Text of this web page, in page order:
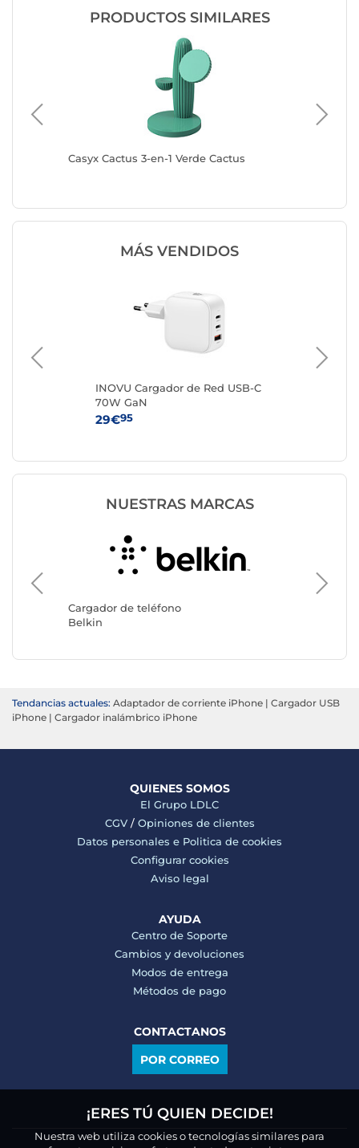
PRODUCTOS SIMILARES
Casyx Cactus 3-en-1 Verde Cactus
MÁS VENDIDOS
INOVU Cargador de Red USB-C
70W GaN
29€95
NUESTRAS MARCAS
Cargador de teléfono
Belkin
CASYX
Tendancias actuales: Adaptador de corriente iPhone | Cargador USB
iPhone | Cargador inalámbrico iPhone
QUIENES SOMOS
El Grupo LDLC
CGV/ Opiniones de clientes
Datos personales e Politica de cookies
Configurar cookies
Aviso legal
AYUDA
Centro de Soporte
Cambios y devoluciones
Modos de entrega
Métodos de pago
CONTACTANOS
POR CORREO
¡ERES TÚ QUIEN DECIDE!
Nuestra web utiliza cookies o tecnologías similares para